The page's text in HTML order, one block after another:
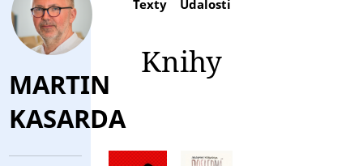
MARTIN
KASARDA
Texty
Udalosti
Knihy